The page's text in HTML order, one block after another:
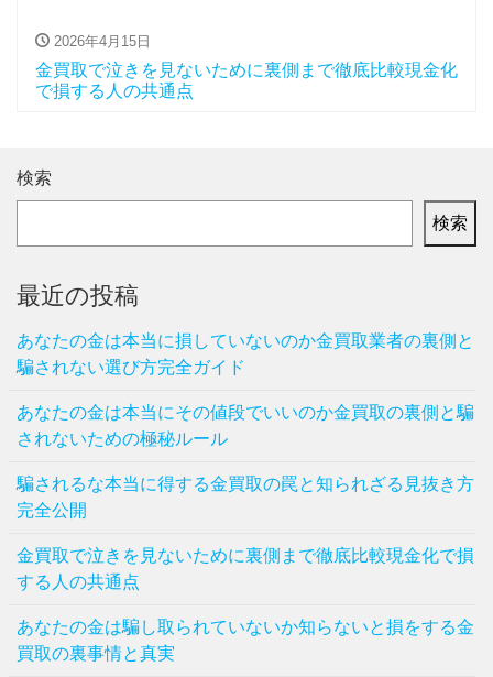
2026年4月15日
金買取で泣きを見ないために裏側まで徹底比較現金化
で損する人の共通点
検索
検索
最近の投稿
あなたの金は本当に損していないのか金買取業者の裏側と
騙されない選び方完全ガイド
あなたの金は本当にその値段でいいのか金買取の裏側と騙
されないための極秘ルール
騙されるな本当に得する金買取の罠と知られざる見抜き方
完全公開
金買取で泣きを見ないために裏側まで徹底比較現金化で損
する人の共通点
あなたの金は騙し取られていないか知らないと損をする金
買取の裏事情と真実